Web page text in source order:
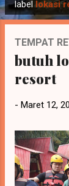
o
s
labellokasi
TEMPAT
butuh
resort
- Maret 12,